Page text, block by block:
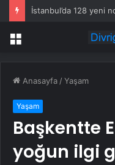
İstanbul’da 128 yeni
Menü
Anasayfa /Yaşam
Yaşam
Başkentte
yoğun ilgi